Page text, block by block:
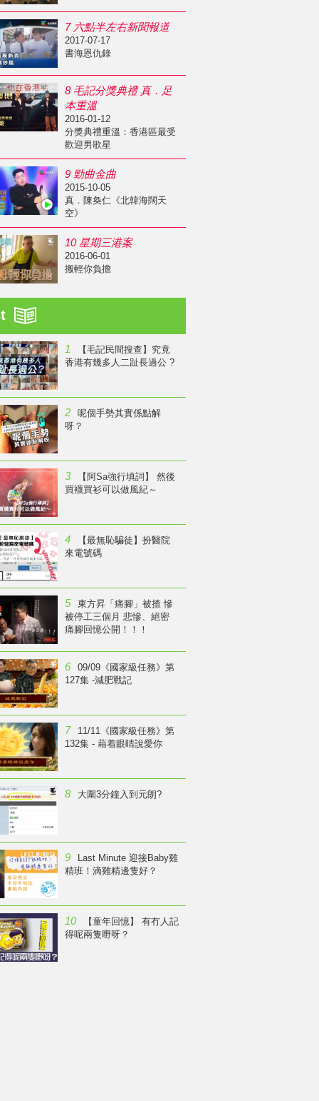
7 六點半左右新聞報道
2017-07-17
書海恩仇錄
8 毛記分獎典禮 真．足
本重溫
2016-01-12
分獎典禮重溫：香港區最受
歡迎男歌星
9 勁曲金曲
2015-10-05
真．陳奐仁《北韓海闊天
空》
10 星期三港案
2016-06-01
搬輕你負擔
1
【毛記民間搜查】究竟
香港有幾多人二趾長過公 ?
2
呢個手勢其實係點解
呀？
3
【阿Sa強行填詞】 然後
買襪買衫可以做風紀～
4
【最無恥騙徒】扮醫院
來電號碼
5
東方昇「痛腳」被揸 慘
被停工三個月 悲慘、絕密
痛腳回憶公開！！！
6
09/09《國家級任務》第
127集 -減肥戰記
7
11/11《國家級任務》第
132集 - 藉着眼睛說愛你
8 大圍3分鐘入到元朗?
9
Last Minute 迎接Baby雞
精班！滴雞精邊隻好？
10
【童年回憶】 有冇人記
得呢兩隻嘢呀？